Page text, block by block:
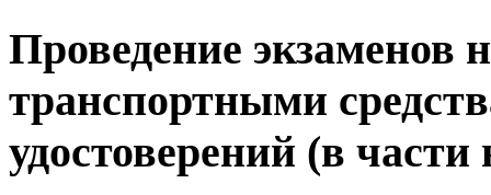
Проведение экзаменов
транспортными
удостоверений (в